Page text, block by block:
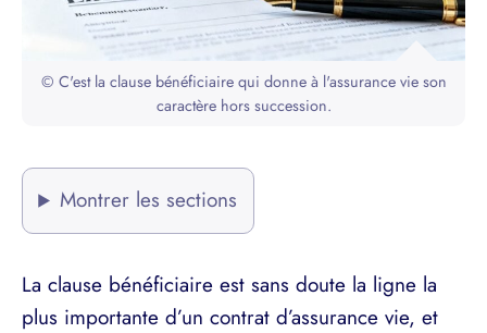
© C'est la clause bénéficiaire qui donne à l'assurance vie son
caractère hors succession.
Montrer les sections
La clause bénéficiaire est sans doute la ligne la
plus importante d’un contrat d’assurance vie, et